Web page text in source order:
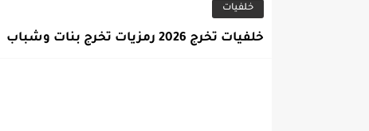
خلفيات
خلفيات تخرج 2026 رمزيات تخرج بنات وشباب